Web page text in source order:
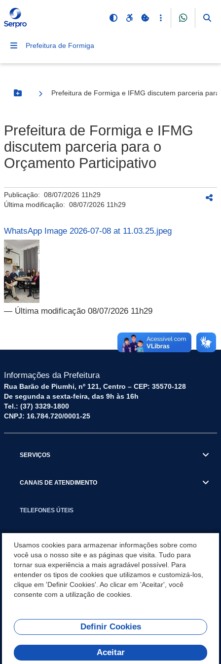
Prefeitura de Formiga
Botão Menu
Prefeitura de Formiga e IFMG discutem parceria
Prefeitura de Formiga e IFMG
discutem parceria para o
Orçamento Participativo
Publicação: 08/07/2026 11h29
Última modificação: 08/07/2026 11h29
WhatsApp Image 2026-07-08 at 11.03.25.jpeg
— Última modificação 08/07/2026 11h29
Informações da Prefeitura
Rua Barão de Piumhi, nº 121, Centro – CEP: 35570-128
De segunda a sexta-feira, das 9h às 16h
Tel.: (37) 3329-1800
CNPJ: 16.784.720/0001-25
SERVIÇOS
CANAIS DE ATENDIMENTO
TELEFONES ÚTEIS
NOTÍCIAS
APLICATIVO
REDES SOCIAIS
Usamos cookies para armazenar informações sobre como
você usa o nosso site e as páginas que visita. Tudo para
tornar sua experiência a mais agradável possível. Para
entender os tipos de cookies que utilizamos e customizá-los,
clique em 'Definir Cookies'. Ao clicar em 'Aceitar', você
consente com a utilização de cookies.
Definir Cookies
Aceitar